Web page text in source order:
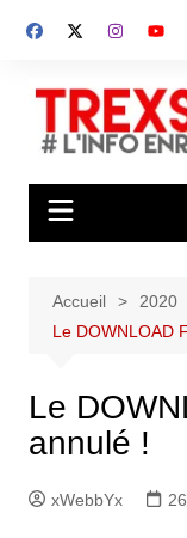
Accueil 2020
Le DOWNLOAD
Le
annulé !
xWebbYx